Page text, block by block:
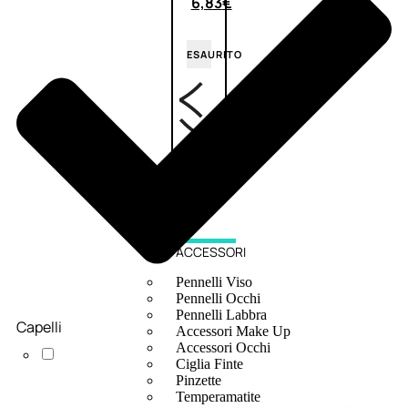
ESAURITO
ACCESSORI
Pennelli Viso
Pennelli Occhi
Pennelli Labbra
Accessori Make Up
Accessori Occhi
Ciglia Finte
Pinzette
Temperamatite
Capelli